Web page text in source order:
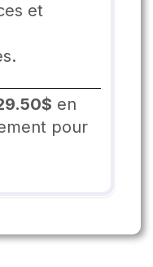
et
en
pour